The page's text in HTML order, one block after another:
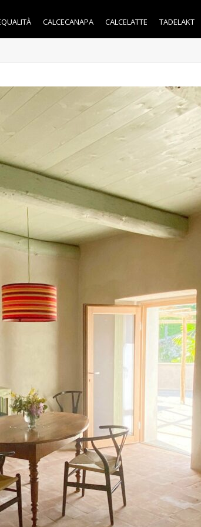
CALCECANAPA CALCELATTE TADELAKT